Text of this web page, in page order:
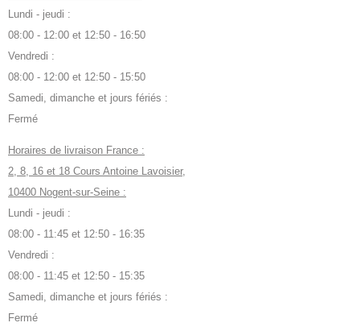
Lundi - jeudi :
08:00 - 12:00 et 12:50 - 16:50
Vendredi :
08:00 - 12:00 et 12:50 - 15:50
Samedi, dimanche et jours fériés :
Fermé
Horaires de livraison France :
2, 8, 16 et 18 Cours Antoine Lavoisier,
10400 Nogent-sur-Seine :
Lundi - jeudi :
08:00 - 11:45 et 12:50 - 16:35
Vendredi :
08:00 - 11:45 et 12:50 - 15:35
Samedi, dimanche et jours fériés :
Fermé